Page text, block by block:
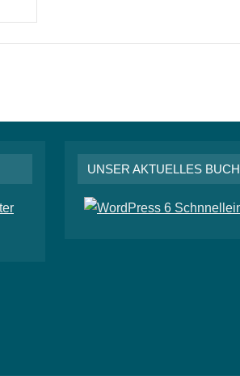
UNSER AKTUELLES BUCH